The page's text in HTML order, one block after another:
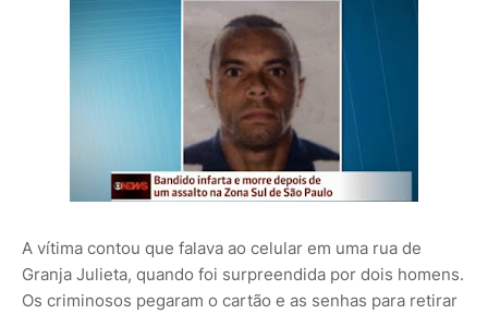
A vítima contou que falava ao celular em uma rua de
Granja Julieta, quando foi surpreendida por dois homens.
Os criminosos pegaram o cartão e as senhas para retirar